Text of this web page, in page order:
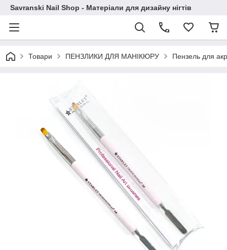
Savranski Nail Shop - Матеріали для дизайну нігтів
Товари ПЕНЗЛИКИ ДЛЯ МАНІКЮРУ Пензель для